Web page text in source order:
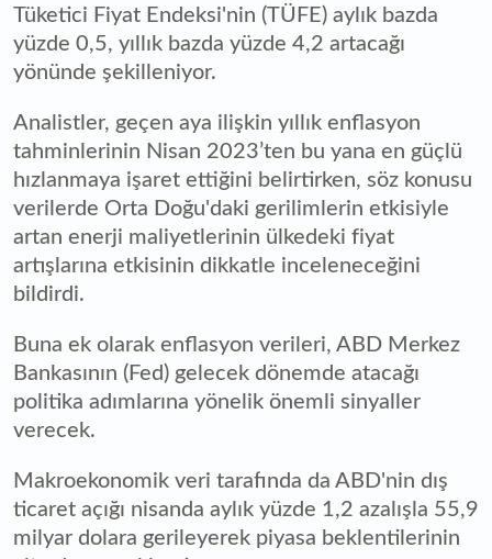
Tüketici Fiyat Endeksi'nin (TÜFE) aylık bazda
yüzde 0,5, yıllık bazda yüzde 4,2 artacağı
yönünde şekilleniyor.
Analistler, geçen aya ilişkin yıllık enflasyon
tahminlerinin Nisan 2023’ten bu yana en güçlü
hızlanmaya işaret ettiğini belirtirken, söz konusu
verilerde Orta Doğu'daki gerilimlerin etkisiyle
artan enerji maliyetlerinin ülkedeki fiyat
artışlarına etkisinin dikkatle inceleneceğini
bildirdi.
Buna ek olarak enflasyon verileri, ABD Merkez
Bankasının (Fed) gelecek dönemde atacağı
politika adımlarına yönelik önemli sinyaller
verecek.
Makroekonomik veri tarafında da ABD'nin dış
ticaret açığı nisanda aylık yüzde 1,2 azalışla 55,9
milyar dolara gerileyerek piyasa beklentilerinin